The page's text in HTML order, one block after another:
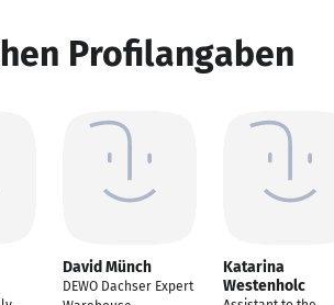
Profilangaben
David Münch
DEWO Dachser Expert
Katarina
Westenholc